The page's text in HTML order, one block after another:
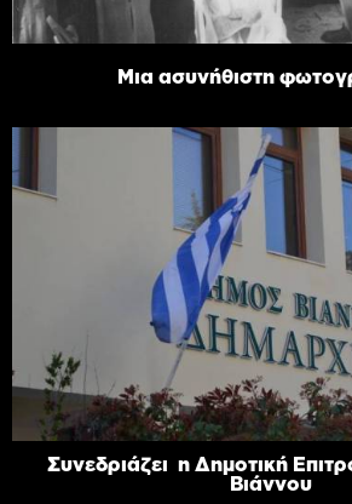
Μια ασυνήθιστη
Συνεδριάζει η Δημοτική
Βιάννου